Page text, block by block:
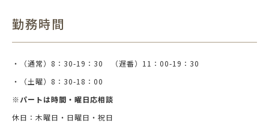
勤務時間
・（通常） 8 ： 30-19 ： 30 （遅番） 11 ： 00-19 ： 30
・（土曜） 8 ： 30-18 ： 00
※パートは時間・曜日応相談
休日：木曜日・日曜日・祝日